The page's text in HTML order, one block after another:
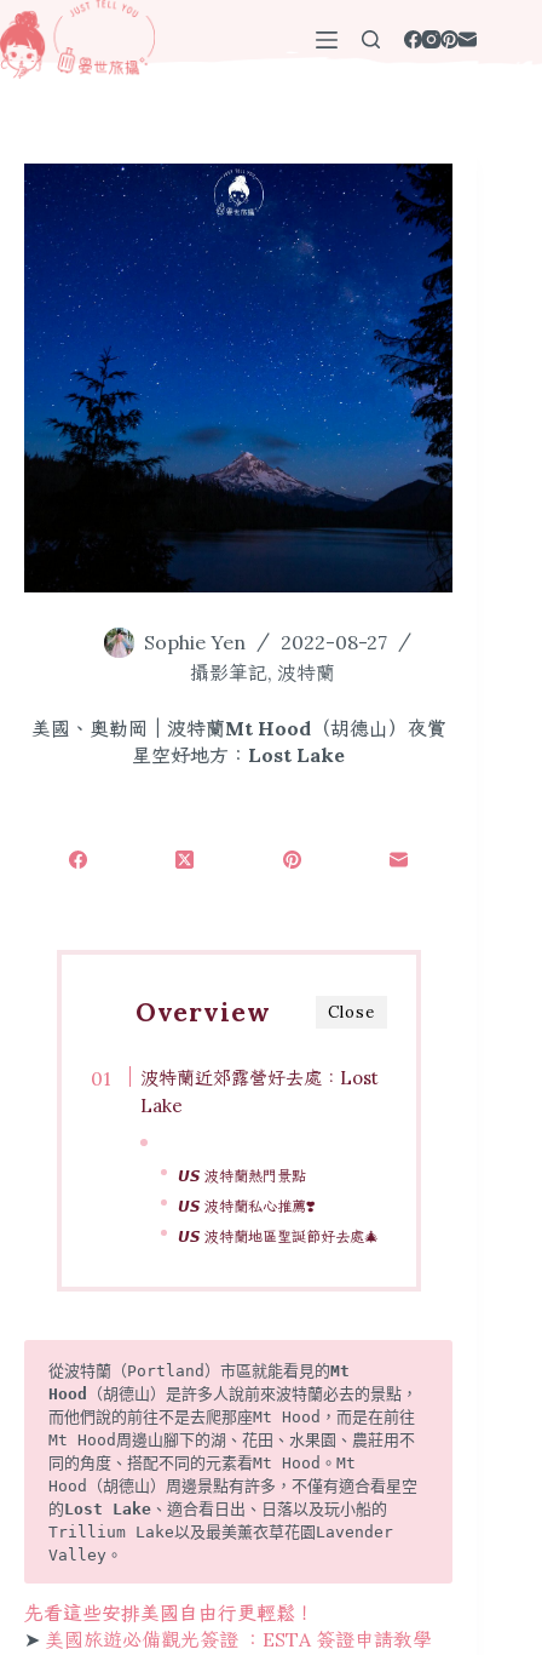
跳
至
主
Sophie Yen
2022-08-27
攝影筆記, 波特蘭
美國、奧勒岡｜波特蘭Mt Hood（胡德山）夜賞
星空好地方：Lost Lake
Close
Overview
波特蘭近郊露營好去處：Lost
Lake
𝙐𝙎 波特蘭熱門景點
𝙐𝙎 波特蘭私心推薦❣️
𝙐𝙎 波特蘭地區聖誕節好去處🎄
從波特蘭（Portland）市區就能看見的Mt
Hood
（胡德山）是許多人說前來波特蘭必去的景點，
而他們說的前往不是去爬那座Mt Hood，而是在前往
Mt Hood周邊山腳下的湖、花田、水果園、農莊用不
同的角度、搭配不同的元素看Mt Hood。Mt
Hood（胡德山）周邊景點有許多，不僅有適合看星空
的Lost Lake 、適合看日出、日落以及玩小船的
Trillium Lake以及最美薰衣草花園Lavender
Valley。
先看這些安排美國自由行更輕鬆！
➤ 美國旅遊必備觀光簽證 ：ESTA 簽證申請教學